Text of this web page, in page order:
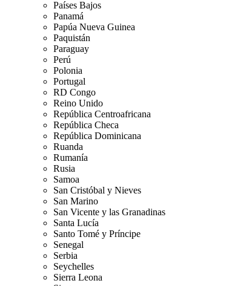
Países Bajos
Panamá
Papúa Nueva Guinea
Paquistán
Paraguay
Perú
Polonia
Portugal
RD Congo
Reino Unido
República Centroafricana
República Checa
República Dominicana
Ruanda
Rumanía
Rusia
Samoa
San Cristóbal y Nieves
San Marino
San Vicente y las Granadinas
Santa Lucía
Santo Tomé y Príncipe
Senegal
Serbia
Seychelles
Sierra Leona